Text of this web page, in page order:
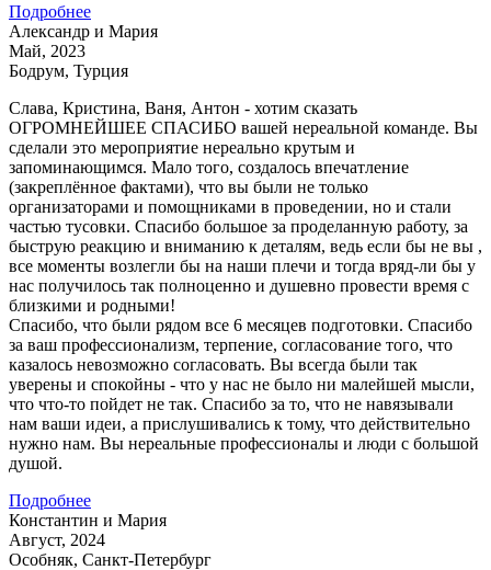
Подробнее
Александр и Мария
Май, 2023
Бодрум, Турция
Слава, Кристина, Ваня, Антон - хотим сказать
ОГРОМНЕЙШЕЕ СПАСИБО вашей нереальной команде. Вы
сделали это мероприятие нереально крутым и
запоминающимся. Мало того, создалось впечатление
(закреплённое фактами), что вы были не только
организаторами и помощниками в проведении, но и стали
частью тусовки. Спасибо большое за проделанную работу, за
быструю реакцию и вниманию к деталям, ведь если бы не вы ,
все моменты возлегли бы на наши плечи и тогда вряд-ли бы у
нас получилось так полноценно и душевно провести время с
близкими и родными!
Спасибо, что были рядом все 6 месяцев подготовки. Спасибо
за ваш профессионализм, терпение, согласование того, что
казалось невозможно согласовать. Вы всегда были так
уверены и спокойны - что у нас не было ни малейшей мысли,
что что-то пойдет не так. Спасибо за то, что не навязывали
нам ваши идеи, а прислушивались к тому, что действительно
нужно нам. Вы нереальные профессионалы и люди с большой
душой.
Подробнее
Константин и Мария
Август, 2024
Особняк, Санкт-Петербург